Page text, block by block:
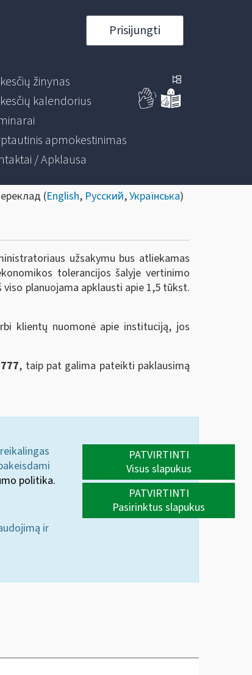
Prisijungti
žinynas
kalendorius
apmokestinimas
/ Apklausa
(English, Русский,Українська)
užsakymu bus atliekamas
tolerancijos šalyje vertinimo
planuojama apklausti apie 1,5 tūkst.
klientų nuomonė apie instituciją, jos
, taip pat galima pateikti paklausimą
politika.
ir
PATVIRTINTI
Visus slapukus
PATVIRTINTI
Pasirinktus slapukus